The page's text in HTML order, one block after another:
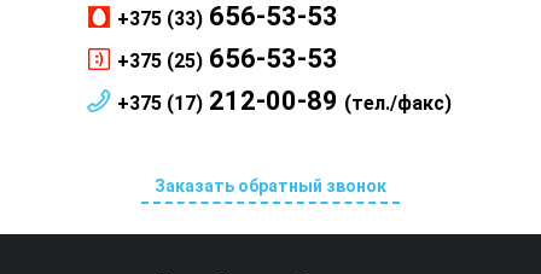
+375 (33) 656-53-53
+375 (25) 656-53-53
+375 (17) 212-00-89 (тел./факс)
Заказать обратный звонок